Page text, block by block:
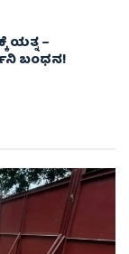
ಯತ್ನ –
ಬಂಧನ!